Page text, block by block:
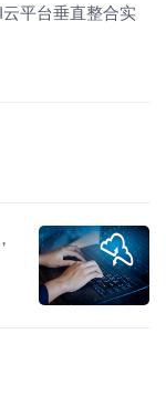
平台垂直整合实